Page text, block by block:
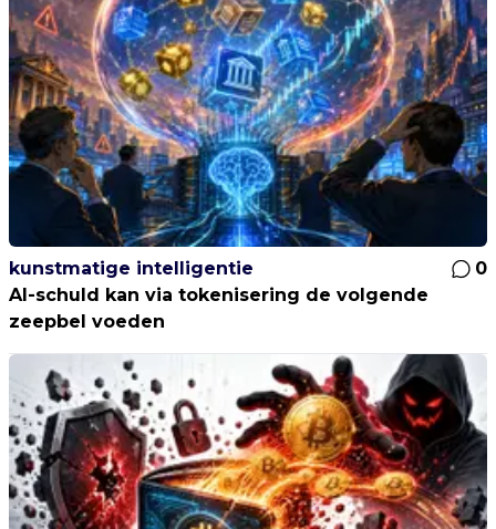
kunstmatige intelligentie
0
AI-schuld kan via tokenisering de volgende
zeepbel voeden